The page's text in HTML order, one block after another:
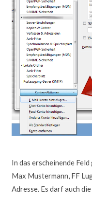
In das erscheinende
Max Mustermann, FF
Adresse. Es darf auch